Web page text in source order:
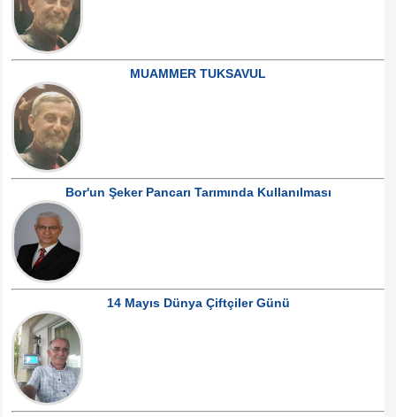
MUAMMER TUKSAVUL
Bor'un Şeker Pancarı Tarımında Kullanılması
14 Mayıs Dünya Çiftçiler Günü